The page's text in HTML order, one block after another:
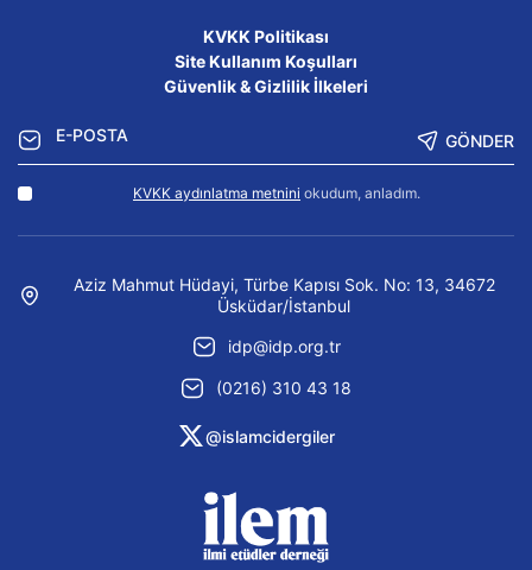
KVKK Politikası
Site Kullanım Koşulları
Güvenlik & Gizlilik İlkeleri
GÖNDER
KVKK aydınlatma metnini okudum, anladım.
Aziz Mahmut Hüdayi, Türbe Kapısı Sok. No: 13, 34672
Üsküdar/İstanbul
idp@idp.org.tr
(0216) 310 43 18
@islamcidergiler